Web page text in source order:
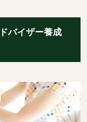
バイザー養成